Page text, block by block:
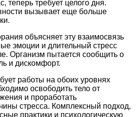
теперь требует целого дня.
вызывает еще больше
объясняет эту взаимосвязь
эмоции и длительный стресс
Организм пытается сообщить о
и дискомфорт.
работы на обоих уровнях
освободить тело от
и проработать
стресса. Комплексный подход,
практики и психологическую